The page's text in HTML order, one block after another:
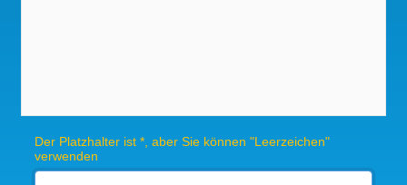
Der Platzhalter ist *, aber Sie können "Leerzeichen"
verwenden